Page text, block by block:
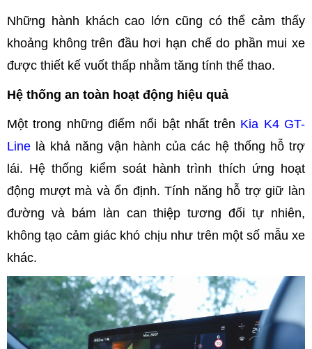
Những hành khách cao lớn cũng có thể cảm thấy
khoảng không trên đầu hơi hạn chế do phần mui xe
được thiết kế vuốt thấp nhằm tăng tính thể thao.
Hệ thống an toàn hoạt động hiệu quả
Một trong những điểm nổi bật nhất trên Kia K4 GT-
Line là khả năng vận hành của các hệ thống hỗ trợ
lái. Hệ thống kiểm soát hành trình thích ứng hoạt
động mượt mà và ổn định. Tính năng hỗ trợ giữ làn
đường và bám làn can thiệp tương đối tự nhiên,
không tạo cảm giác khó chịu như trên một số mẫu xe
khác.